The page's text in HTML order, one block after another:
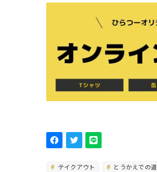
テイクアウト とうかえでの道